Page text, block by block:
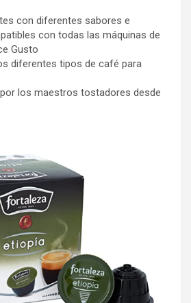
con diferentes sabores e
con todas las máquinas de
Gusto
diferentes tipos de café para
los maestros tostadores desde